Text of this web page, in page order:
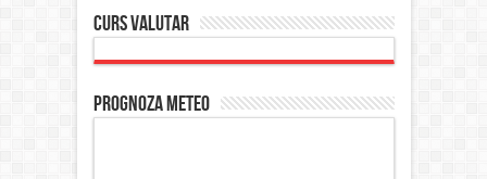
Curs Valutar
Prognoza Meteo